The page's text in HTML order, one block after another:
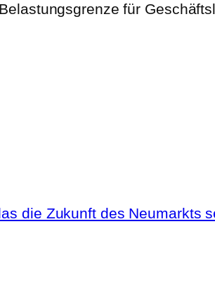
für
die Zukunft des Neumarkts